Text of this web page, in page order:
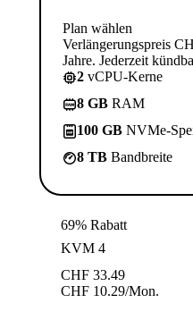
Plan wählen
Verlängerungspreis
Jahre. Jederzeit
2 vCPU-Kerne
8 GB RAM
100 GB NVMe-
8 TB Bandbreite
69% Rabatt
KVM 4
CHF 33.49
CHF 10.29/Mon.